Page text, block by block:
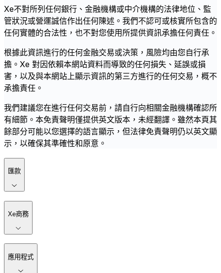
Xe不對所列任何銀行、金融機構或中介機構的法律地位、監
管狀況或營運誠信作出任何陳述。我們不認可或核實所包含的
任何實體的合法性，也不對您使用所提供資訊承擔任何責任。
根據此資訊進行的任何金融交易或決策，風險均由您自行承
擔。Xe 對因依賴本網站資料而導致的任何損失、延誤或損
害，以及與本網站上顯示資訊的第三方進行的任何交易，概不
承擔責任。
我們建議您在進行任何交易前，請自行向相關金融機構確認所
有細節。本免責聲明僅提供英文版本，未經翻譯。雖然本頁其
餘部分可能以您選擇的語言顯示，但法律免責聲明仍以英文顯
示，以確保其準確性和原意。
匯款
Xe商務
應用程式